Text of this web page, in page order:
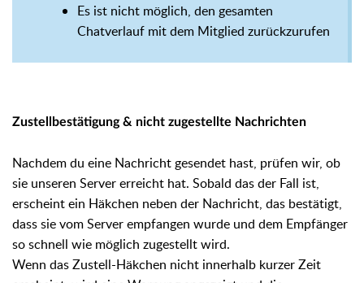
Es ist nicht möglich, den gesamten
Chatverlauf mit dem Mitglied zurückzurufen
Zustellbestätigung & nicht zugestellte Nachrichten
Nachdem du eine Nachricht gesendet hast, prüfen wir, ob
sie unseren Server erreicht hat. Sobald das der Fall ist,
erscheint ein Häkchen neben der Nachricht, das bestätigt,
dass sie vom Server empfangen wurde und dem Empfänger
so schnell wie möglich zugestellt wird.
Wenn das Zustell-Häkchen nicht innerhalb kurzer Zeit